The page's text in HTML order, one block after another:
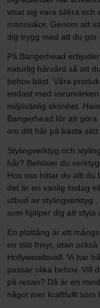
visat sig vara säkra och
människor. Genom att
dig trygg med att du gör
På Bangerhead
naturlig hårvård så att
behov bäst. Våra
endast med
miljövänlig skönhet.
Bangerhead för att
om ditt hår på bästa sätt.
Stylingverktyg och
hår? Behöver du
Hos oss hittar du allt du
det är en vanlig tisdag
utbud av stylingverktyg
som hjälper dig att styla
En plattång är ett
en slät frisyr, utan
Hollywoodsvall. Vi har
passar olika behov. Vill
på resan? Då är en
något mer kraftfullt som